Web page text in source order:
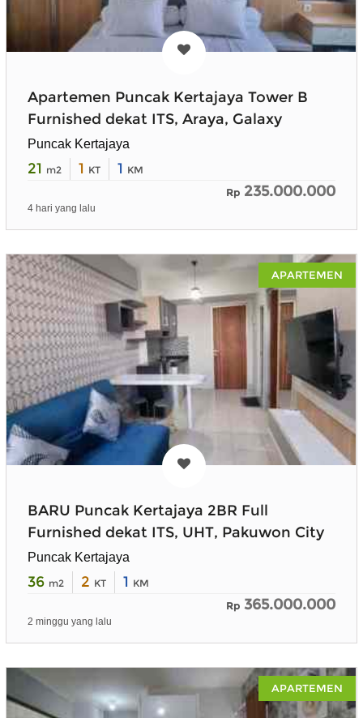
Apartemen Puncak Kertajaya Tower B
Furnished dekat ITS, Araya, Galaxy
Puncak Kertajaya
21 m2 1 KT 1 KM
Rp 235.000.000
4 hari yang lalu
APARTEMEN
BARU Puncak Kertajaya 2BR Full
Furnished dekat ITS, UHT, Pakuwon City
Puncak Kertajaya
36 m2 2 KT 1 KM
Rp 365.000.000
2 minggu yang lalu
APARTEMEN